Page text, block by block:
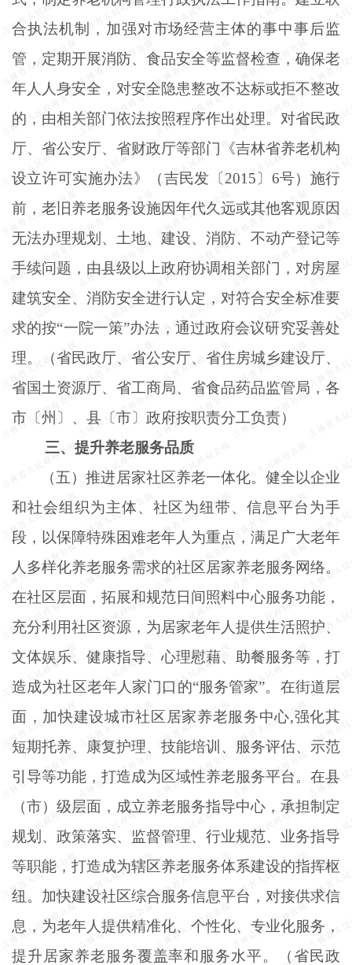
合执法机制，加强对市场经营主体的事中事后监
管，定期开展消防、食品安全等监督检查，确保老
年人人身安全，对安全隐患整改不达标或拒不整改
的，由相关部门依法按照程序作出处理。对省民政
厅、省公安厅、省财政厅等部门《吉林省养老机构
设立许可实施办法》（吉民发〔2015〕6号）施行
前，老旧养老服务设施因年代久远或其他客观原因
无法办理规划、土地、建设、消防、不动产登记等
手续问题，由县级以上政府协调相关部门，对房屋
建筑安全、消防安全进行认定，对符合安全标准要
求的按“一院一策”办法，通过政府会议研究妥善处
理。（省民政厅、省公安厅、省住房城乡建设厅、
省国土资源厅、省工商局、省食品药品监管局，各
市〔州〕、县〔市〕政府按职责分工负责）
三、提升养老服务品质
（五）推进居家社区养老一体化。健全以企业
和社会组织为主体、社区为纽带、信息平台为手
段，以保障特殊困难老年人为重点，满足广大老年
人多样化养老服务需求的社区居家养老服务网络。
在社区层面，拓展和规范日间照料中心服务功能，
充分利用社区资源，为居家老年人提供生活照护、
文体娱乐、健康指导、心理慰藉、助餐服务等，打
造成为社区老年人家门口的“服务管家”。在街道层
面，加快建设城市社区居家养老服务中心,强化其
短期托养、康复护理、技能培训、服务评估、示范
引导等功能，打造成为区域性养老服务平台。在县
（市）级层面，成立养老服务指导中心，承担制定
规划、政策落实、监督管理、行业规范、业务指导
等职能，打造成为辖区养老服务体系建设的指挥枢
纽。加快建设社区综合服务信息平台，对接供求信
息，为老年人提供精准化、个性化、专业化服务，
提升居家养老服务覆盖率和服务水平。（省民政